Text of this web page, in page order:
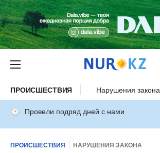
ПРОИСШЕСТВИЯ Нарушения закона
Провели подряд дней с нами
ПРОИСШЕСТВИЯ НАРУШЕНИЯ ЗАКОНА